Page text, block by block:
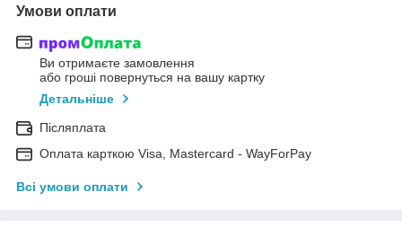
Умови оплати
Ви отримаєте замовлення
або гроші повернуться на вашу картку
Детальніше
Післяплата
Оплата карткою Visa, Mastercard - WayForPay
Всі умови оплати